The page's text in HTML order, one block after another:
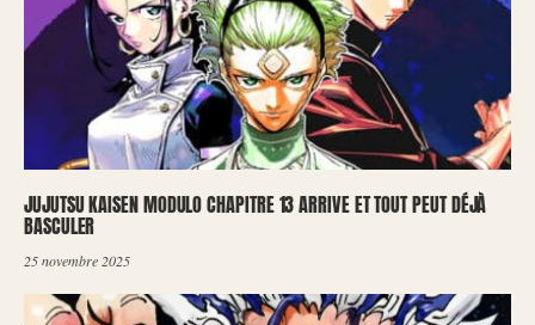
JUJUTSU KAISEN MODULO CHAPITRE 13 ARRIVE ET TOUT PEUT DÉJÀ
BASCULER
25 novembre 2025